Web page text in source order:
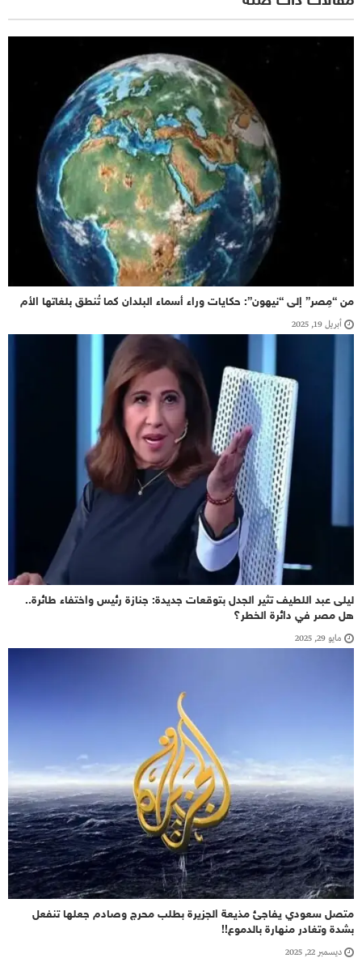
من “مِصر” إلى “نيهون”: حكايات وراء أسماء البلدان كما تُنطق بلغاتها الأم
أبريل 19, 2025
ليلى عبد اللطيف تثير الجدل بتوقعات جديدة: جنازة رئيس واختفاء طائرة..
هل مصر في دائرة الخطر؟
مايو 29, 2025
متصل سعودي يفاجئ مذيعة الجزيرة بطلب محرج وصادم جعلها تنفعل
بشدة وتغادر منهارة بالدموع!!
ديسمبر 22, 2025